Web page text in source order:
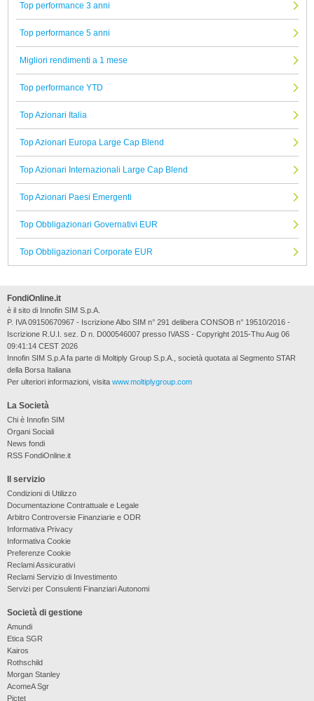
Top performance 3 anni
Top performance 5 anni
Migliori rendimenti a 1 mese
Top performance YTD
Top Azionari Italia
Top Azionari Europa Large Cap Blend
Top Azionari Internazionali Large Cap Blend
Top Azionari Paesi Emergenti
Top Obbligazionari Governativi EUR
Top Obbligazionari Corporate EUR
La Società
Chi è Innofin SIM
Organi Sociali
News fondi
RSS FondiOnline.it
Il servizio
Condizioni di Utilizzo
Documentazione Contrattuale e Legale
Arbitro Controversie Finanziarie e ODR
Informativa Privacy
Informativa Cookie
Preferenze Cookie
Reclami Assicurativi
Reclami Servizio di Investimento
Servizi per Consulenti Finanziari Autonomi
Società di gestione
Amundi
Etica SGR
Kairos
Rothschild
Morgan Stanley
AcomeA Sgr
Pictet
FondiOnline.it
è il sito di Innofin SIM S.p.A.
P. IVA 09150670967 - Iscrizione Albo SIM n° 291 delibera CONSOB n° 19510/2016 -
Iscrizione R.U.I. sez. D n. D000546007 presso IVASS - Copyright 2015-Thu Aug 06
09:41:14 CEST 2026
Innofin SIM S.p.A fa parte di Moltiply Group S.p.A., società quotata al Segmento STAR
della Borsa Italiana
Per ulteriori informazioni, visita www.moltiplygroup.com